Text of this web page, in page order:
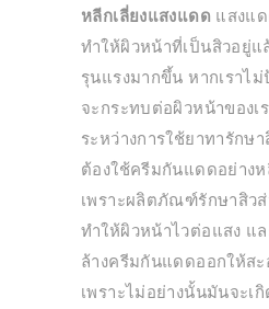
หลีกเลี่ยงแสงแดด แสงแ
ทำให้ผิวหน้าที่เป็นสิวอยู่
รุนแรงมากขึ้น หากเราไ
จะกระทบต่อผิวหน้าของเ
ระหว่างการใช้ยาทารักษ
ต้องใช้ครีมกันแดดอย่างห
เพราะผลิตภัณฑ์รักษาสิว
ทำให้ผิวหน้าไวต่อแสง แ
ล้างครีมกันแดดออกให้ส
เพราะไม่อย่างนั้นมันจะเ